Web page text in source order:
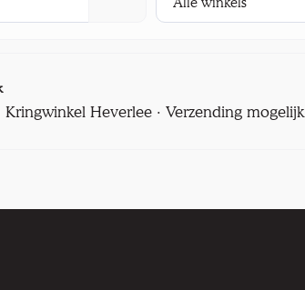
Heverlee · Verzending mogelijk